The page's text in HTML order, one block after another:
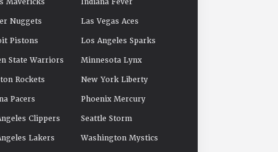
Nuggets
Pistons
State Warriors
Rockets
Pacers
Clippers
Lakers
Las Vegas Aces
Los Angeles Sparks
Minnesota Lynx
New York Liberty
Phoenix Mercury
Seattle Storm
Washington Mystics